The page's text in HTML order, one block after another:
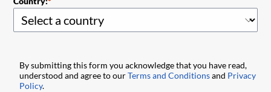
By submitting this form you acknowledge that you have read,
understood and agree to ourTerms and Conditionsand Privacy
Policy.